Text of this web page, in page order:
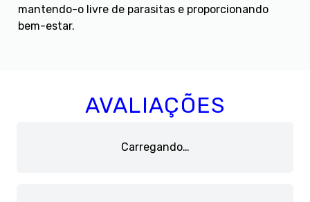
mantendo-o livre de parasitas e proporcionando
bem-estar.
AVALIAÇÕES
Carregando…